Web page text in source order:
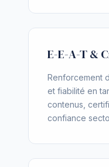
E-E-A-T &
Renforcement
et fiabilité en
contenus,
confiance